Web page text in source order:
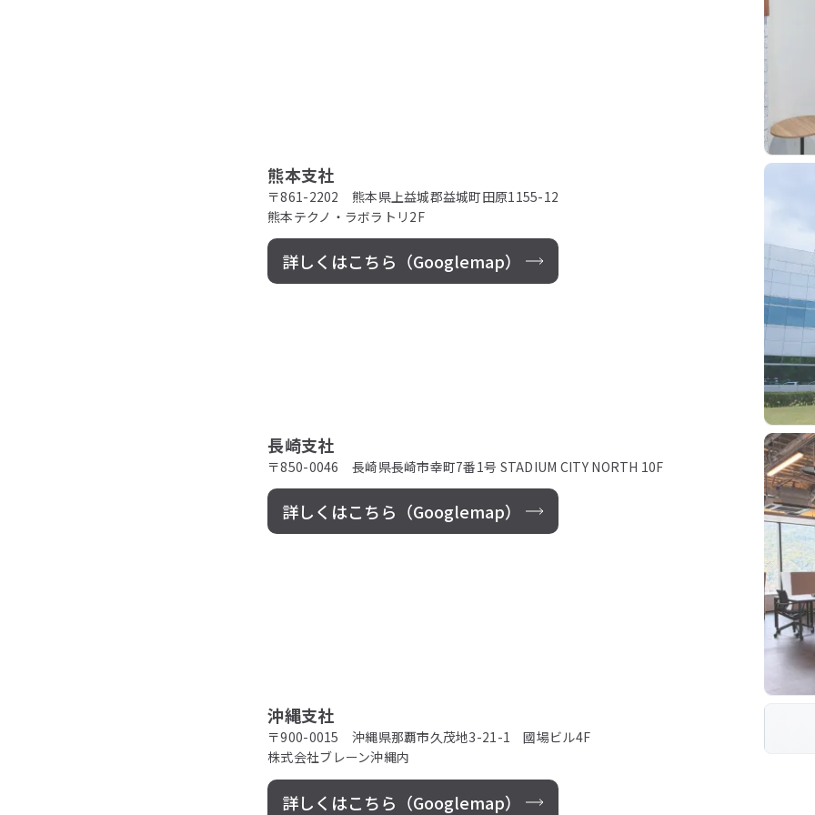
熊本支社
〒861-2202 熊本県上益城郡益城町田原1155-12
熊本テクノ・ラボラトリ2F
詳しくはこちら（Googlemap）
長崎支社
〒850-0046 長崎県長崎市幸町7番1号 STADIUM CITY NORTH 10F
詳しくはこちら（Googlemap）
沖縄支社
〒900-0015 沖縄県那覇市久茂地3-21-1 國場ビル4F
株式会社ブレーン沖縄内
詳しくはこちら（Googlemap）